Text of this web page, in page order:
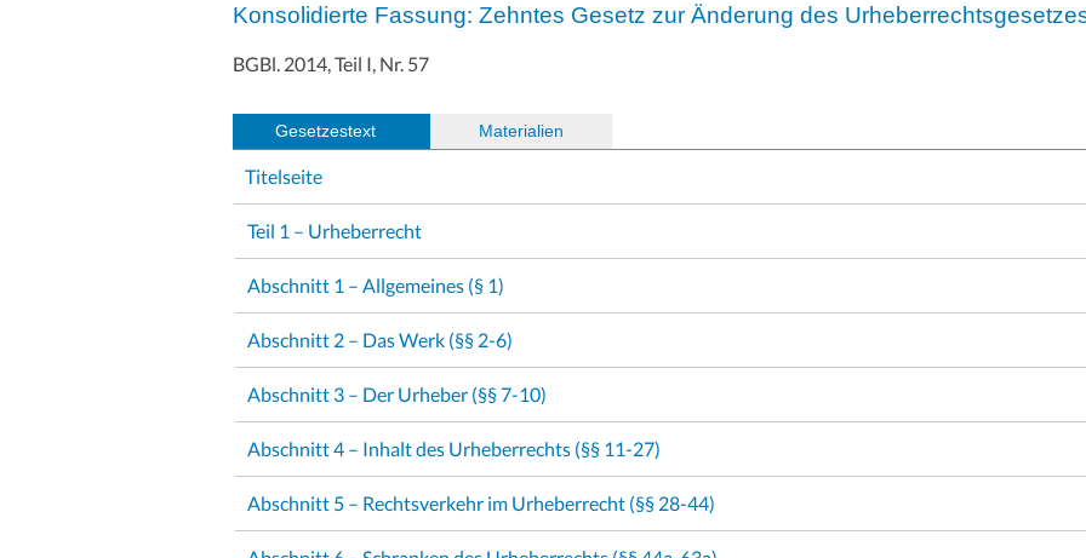
Konsolidierte Fassung: Zehntes Gesetz zur Änderung des
BGBl. 2014, Teil I, Nr. 57
Gesetzestext Materialien
Titelseite
Teil 1 – Urheberrecht
Abschnitt 1 – Allgemeines (§ 1)
Abschnitt 2 – Das Werk (§§ 2-6)
Abschnitt 3 – Der Urheber (§§ 7-10)
Abschnitt 4 – Inhalt des Urheberrechts (§§ 11-27)
Abschnitt 5 – Rechtsverkehr im Urheberrecht (§§ 28-44)